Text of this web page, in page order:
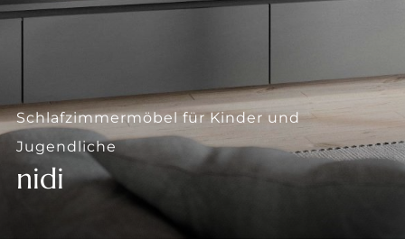
Schlafzimmermöbel für Kinder und
Jugendliche
nidi